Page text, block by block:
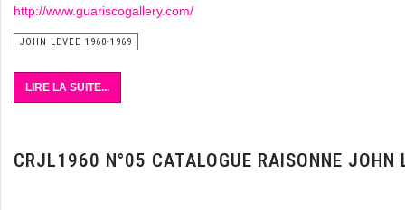
http://www.guariscogallery.com/
JOHN LEVEE 1960-1969
LIRE LA SUITE...
CRJL1960 N°05 CATALOGUE RAISONNE JOHN